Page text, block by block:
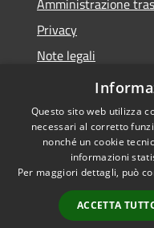
Amministrazione
Privacy
Note legali
Dichiarazione di
Accessibilità
Questo sito web utilizza
necessari al corretto
nonché un cookie
informazioni
Per maggiori dettagli, può
ACCETTA